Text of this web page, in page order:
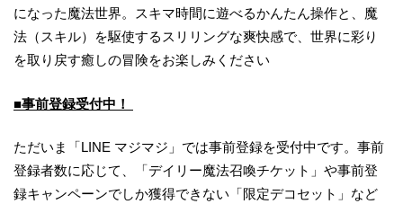
になった魔法世界。スキマ時間に遊べるかんたん操作と、魔
法（スキル）を駆使するスリリングな爽快感で、世界に彩り
を取り戻す癒しの冒険をお楽しみください
■事前登録受付中！
ただいま「LINE マジマジ」では事前登録を受付中です。事前
登録者数に応じて、「デイリー魔法召喚チケット」や事前登
録キャンペーンでしか獲得できない「限定デコセット」など